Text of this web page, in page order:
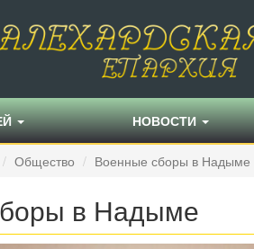
НОВОСТИ
Общество Военные сборы в Надыме
в Надыме